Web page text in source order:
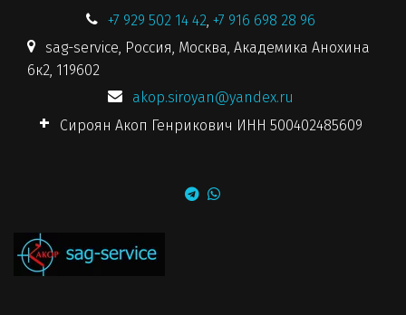
+7 929 502 14 42, +7 916 698 28 96
sag-service, Россия, Москва, Академика Анохина
6к2, 119602
akop.siroyan@yandex.ru
Сироян Акоп Генрикович ИНН 500402485609